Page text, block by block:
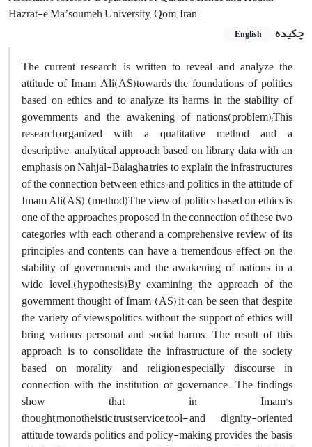
Hazrat-e Maʼsoumeh University, Qom, Iran
چکیده
English
The current research is written to reveal and analyze the
attitude of Imam Ali(AS)towards the foundations of politics
based on ethics and to analyze its harms in the stability of
governments and the awakening of nations(problem);This
research,organized with a qualitative method and a
descriptive-analytical approach based on library data with an
emphasis on Nahjal-Balagha,tries to explain the infrastructures
of the connection between ethics and politics in the attitude of
Imam Ali(AS).(method)The view of politics based on ethics is
one of the approaches proposed in the connection of these two
categories with each other,and a comprehensive review of its
principles and contents can have a tremendous effect on the
stability of governments and the awakening of nations in a
wide level.(hypothesis)By examining the approach of the
government thought of Imam (AS),it can be seen that despite
the variety of views,politics without the support of ethics will
bring various personal and social harms. The result of this
approach is to consolidate the infrastructure of the society
based on morality and religion,especially discourse in
connection with the institution of governance. The findings
show that in Imam's
thought,monotheistic,trust,service,tool-,and dignity-oriented
attitude towards politics and policy-making provides the basis